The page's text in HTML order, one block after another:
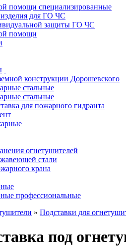
помощи специализированные
для ГО ЧС
защиты ГО ЧС
помощи
конструкции Дорошевского
стальные
стальные
для пожарного гидранта
огнетушителей
стали
крана
профессиональные
» Подставки для
под